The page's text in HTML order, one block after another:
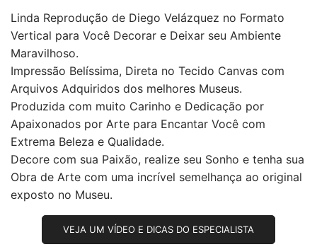
Linda Reprodução de Diego Velázquez no Formato
Vertical para Você Decorar e Deixar seu Ambiente
Maravilhoso.
Impressão Belíssima, Direta no Tecido Canvas com
Arquivos Adquiridos dos melhores Museus.
Produzida com muito Carinho e Dedicação por
Apaixonados por Arte para Encantar Você com
Extrema Beleza e Qualidade.
Decore com sua Paixão, realize seu Sonho e tenha sua
Obra de Arte com uma incrível semelhança ao original
exposto no Museu.
VEJA UM VÍDEO E DICAS DO ESPECIALISTA